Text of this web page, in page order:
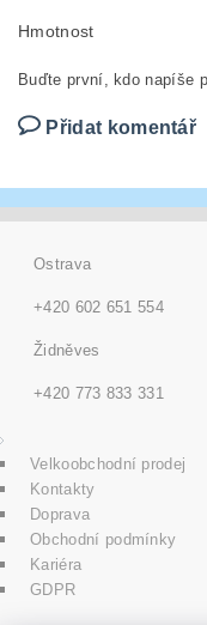
Hmotnost
Buďte první, kdo napíše
Přidat komentář
Ostrava
+420 602 651 554
Židněves
+420 773 833 331
Velkoobchodní prodej
Kontakty
Doprava
Obchodní podmínky
Kariéra
GDPR